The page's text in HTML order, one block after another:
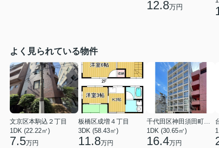
12.8万円
よく見られている物件
文京区本駒込２丁目
1DK (22.22㎡)
7.5万円
板橋区成増４丁目
3DK (58.43㎡)
11.8万円
1DK (30.65㎡)
16.4万円